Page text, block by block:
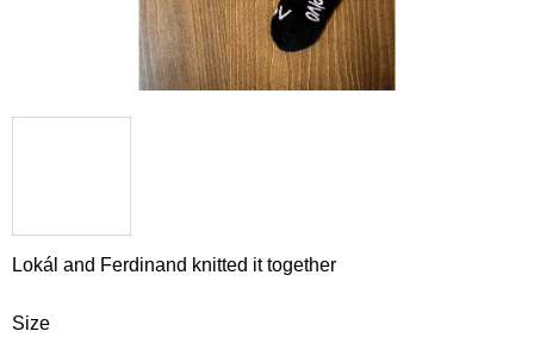
Lokál and Ferdinand knitted it together
Size